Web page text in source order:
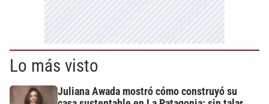
Lo más visto
Juliana Awada mostró cómo construyó su